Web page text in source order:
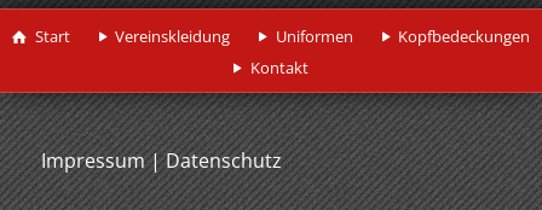
Start Vereinskleidung Uniformen
Kopfbedeckungen
Kontakt
Impressum|Datenschutz